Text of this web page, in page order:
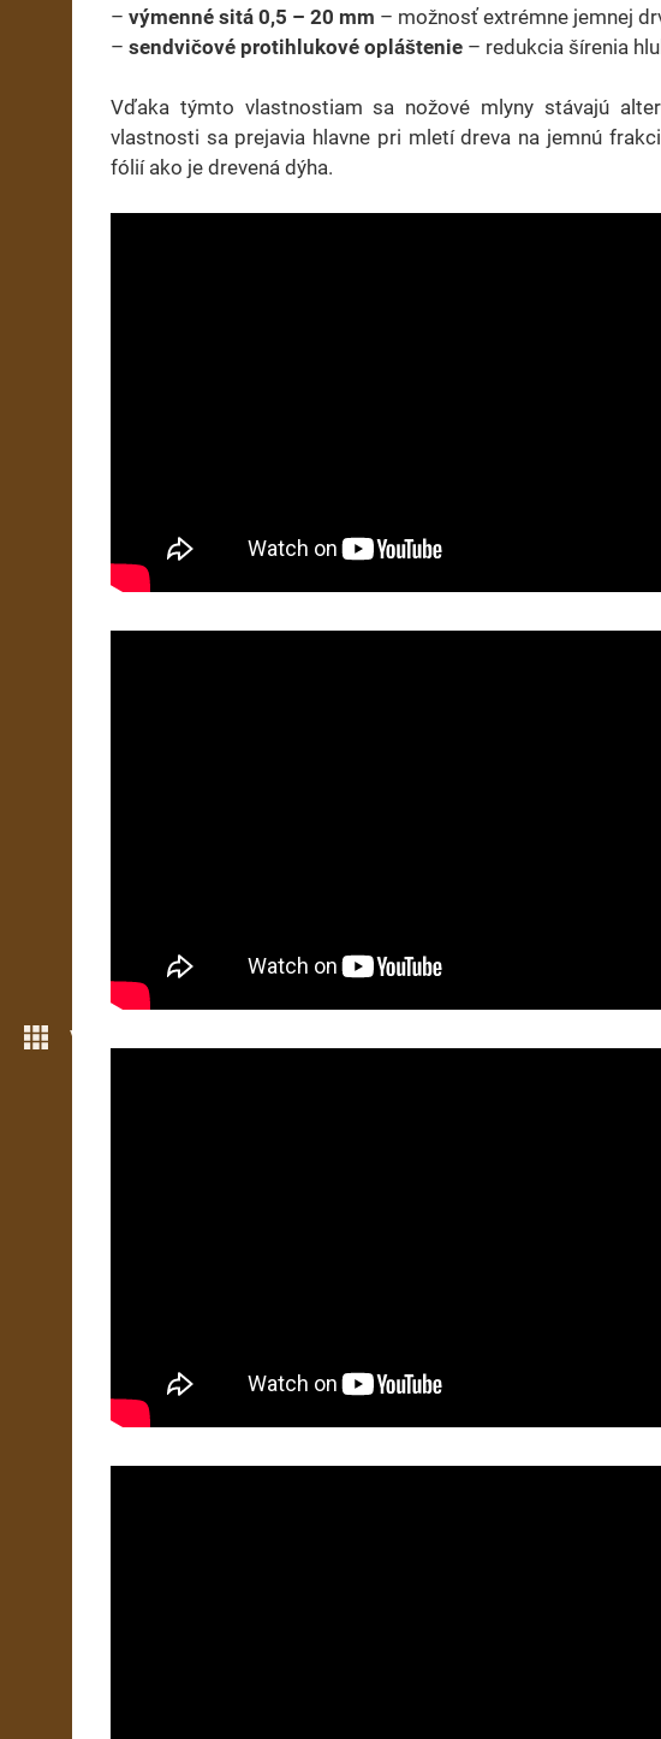
Více možností
– výmenné sitá 0,5 – 20 mm – možnosť extrémne jemnej
– sendvičové protihlukové opláštenie – redukcia šírenia
Vďaka týmto vlastnostiam sa nožové mlyny stávajú
vlastnosti sa prejavia hlavne pri mletí dreva na jemnú
fólií ako je drevená dýha.